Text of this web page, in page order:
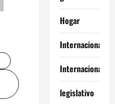
Hogar
Internacional
Internacionales
legislativo